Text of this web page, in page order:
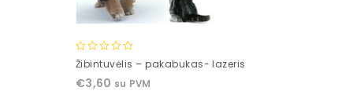
0
of
Žibintuvėlis – pakabukas- lazeris
€3,60 su PVM